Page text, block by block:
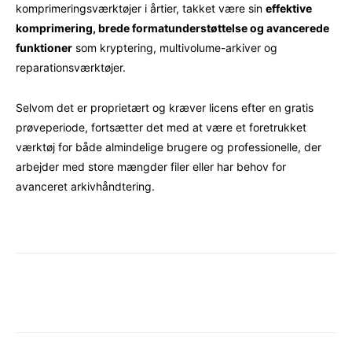
komprimeringsværktøjer i årtier, takket være sin effektive
komprimering, brede formatunderstøttelse og avancerede
funktioner som kryptering, multivolume-arkiver og
reparationsværktøjer.
Selvom det er proprietært og kræver licens efter en gratis
prøveperiode, fortsætter det med at være et foretrukket
værktøj for både almindelige brugere og professionelle, der
arbejder med store mængder filer eller har behov for
avanceret arkivhåndtering.